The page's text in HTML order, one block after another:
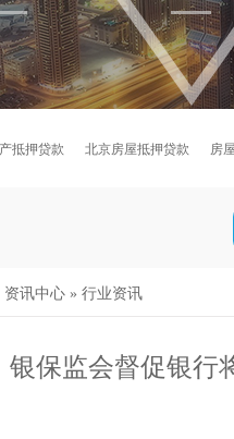
抵押贷款 北京房屋抵押贷款 房
资讯中心 » 行业资讯
银保监会督促银行